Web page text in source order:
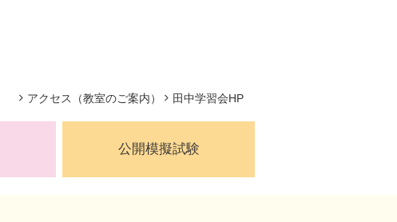
アクセス（教室のご案内） 田中学習会HP
公開模擬試験